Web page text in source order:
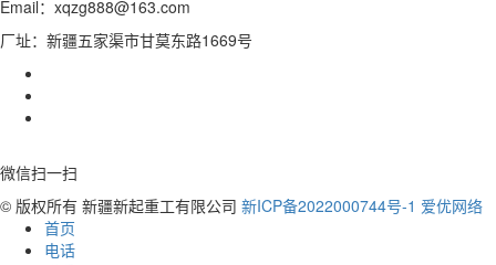
Email：xqzg888@163.com
厂址：新疆五家渠市甘莫东路1669号
微信扫一扫
© 版权所有 新疆新起重工有限公司 新ICP备2022000744号-1 爱优网络
首页
电话